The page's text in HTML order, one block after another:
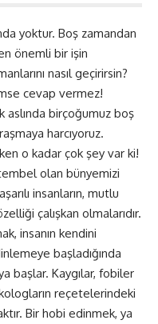
yoktur. Boş zamandan
önemli bir işin
nasıl geçirirsin?
cevap vermez!
aslında birçoğumuz boş
harcıyoruz.
o kadar çok şey var ki!
olan bünyemizi
insanların, mutlu
çalışkan olmalarıdır.
insanın kendini
başladığında
başlar. Kaygılar, fobiler
reçetelerindeki
Bir hobi edinmek, ya